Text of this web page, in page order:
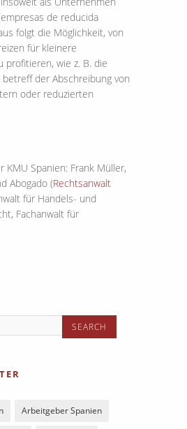
de reducida
folgt die Möglichkeit, von
für kleinere
profitieren, wie z. B. die
der Abschreibung von
oder reduzierten
Spanien: Frank Müller,
Abogado (Rechtsanwalt
für Handels- und
Fachanwalt für
Arbeitgeber Spanien